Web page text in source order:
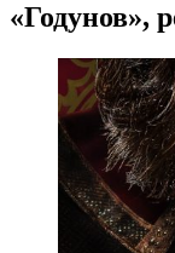
«Годунов»,